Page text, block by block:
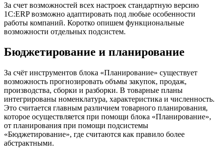
За счет возможностей всех настроек стандартную версию
1С:ERP возможно адаптировать под любые особенности
работы компаний. Коротко опишем функциональные
возможности отдельных подсистем.
Бюджетирование и планирование
За счёт инструментов блока «Планирование» существует
возможность прогнозировать объмы закупок, продаж,
производства, сборки и разборки. В товарные планы
интегрированы номенклатура, характеристика и численность.
Это считается главным различием товарного планирования,
которое осуществляется при помощи блока «Планирование»,
от планирования при помощи подсистемы
«Бюджетирование», где считаются как правило более
абстрактными.